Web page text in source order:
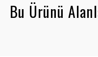
Bu Ürünü